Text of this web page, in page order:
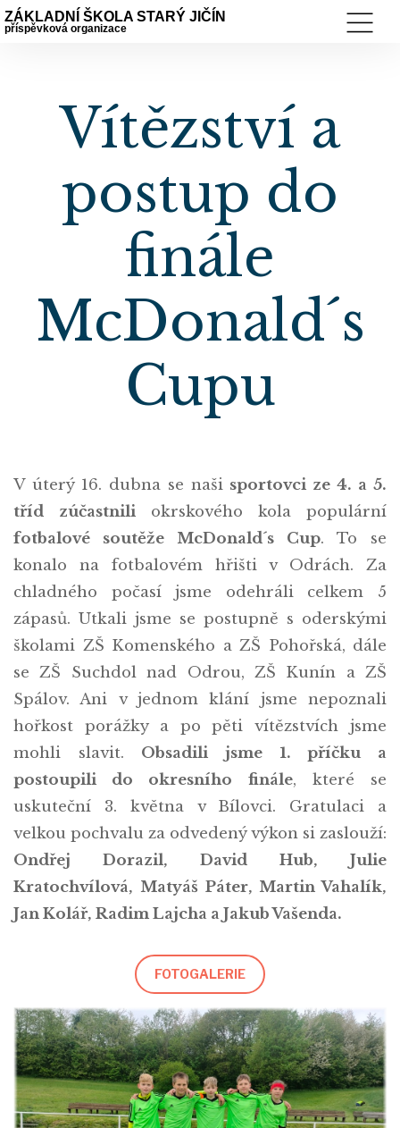
ZÁKLADNÍ ŠKOLA STARÝ JIČÍN
příspěvková organizace
Vítězství a
postup do
finále
McDonald´s
Cupu
V úterý 16. dubna se naši sportovci ze 4. a 5.
tříd
zúčastnili okrskového kola populární
fotbalové soutěže McDonald´s Cup. To se
konalo na fotbalovém hřišti v Odrách. Za
chladného počasí jsme odehráli celkem 5
zápasů. Utkali jsme se postupně s oderskými
školami ZŠ Komenského a ZŠ Pohořská, dále
se ZŠ Suchdol nad Odrou, ZŠ Kunín a ZŠ
Spálov. Ani v jednom klání jsme nepoznali
hořkost porážky a po pěti vítězstvích jsme
mohli slavit. Obsadili jsme 1. příčku a
postoupili do okresního finále, které se
uskuteční 3. května v Bílovci. Gratulaci a
velkou pochvalu za odvedený výkon si zaslouží:
Ondřej Dorazil, David Hub, Julie
Kratochvílová, Matyáš Páter, Martin Vahalík,
Jan Kolář, Radim Lajcha a Jakub Vašenda.
FOTOGALERIE